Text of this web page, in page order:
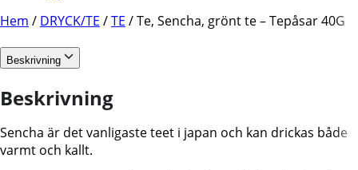
Hem / DRYCK/TE /TE / Te, Sencha, grönt te – Tepåsar 40G
Beskrivning
Beskrivning
Sencha är det vanligaste teet i japan och kan drickas både
varmt och kallt.